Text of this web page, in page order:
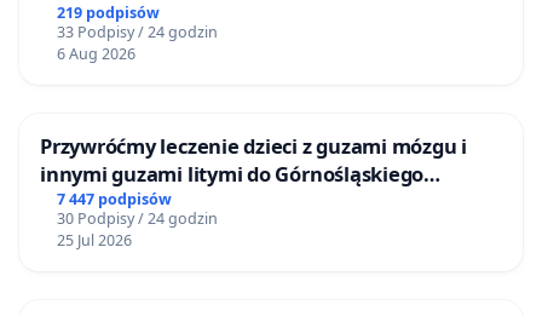
219 podpisów
33 Podpisy / 24 godzin
6 Aug 2026
Przywróćmy leczenie dzieci z guzami mózgu i
innymi guzami litymi do Górnośląskiego
Centrum Zdrowia Dziecka w Katowicach
7 447 podpisów
30 Podpisy / 24 godzin
25 Jul 2026